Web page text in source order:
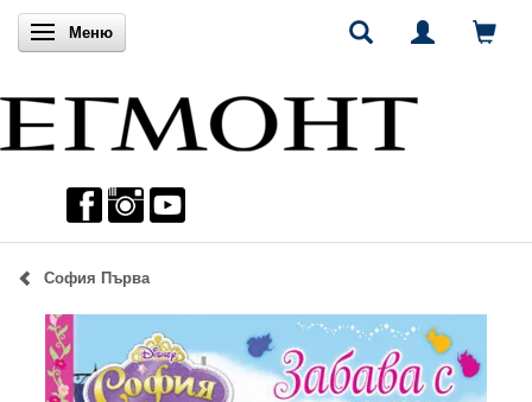
Включи навигацията
Меню
София Първа